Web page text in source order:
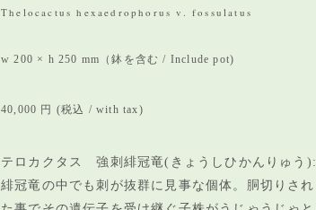
Thelocactus hexaedrophorus v. fossulatus
w 200 × h 250 mm（鉢を含む / Include pot)
40,000 円 (税込 / with tax)
テロカクタス 強刺緋冠竜(きょうしひかんりゅう):
緋冠竜の中でも刺が抜群に見事な個体。胴切りされ